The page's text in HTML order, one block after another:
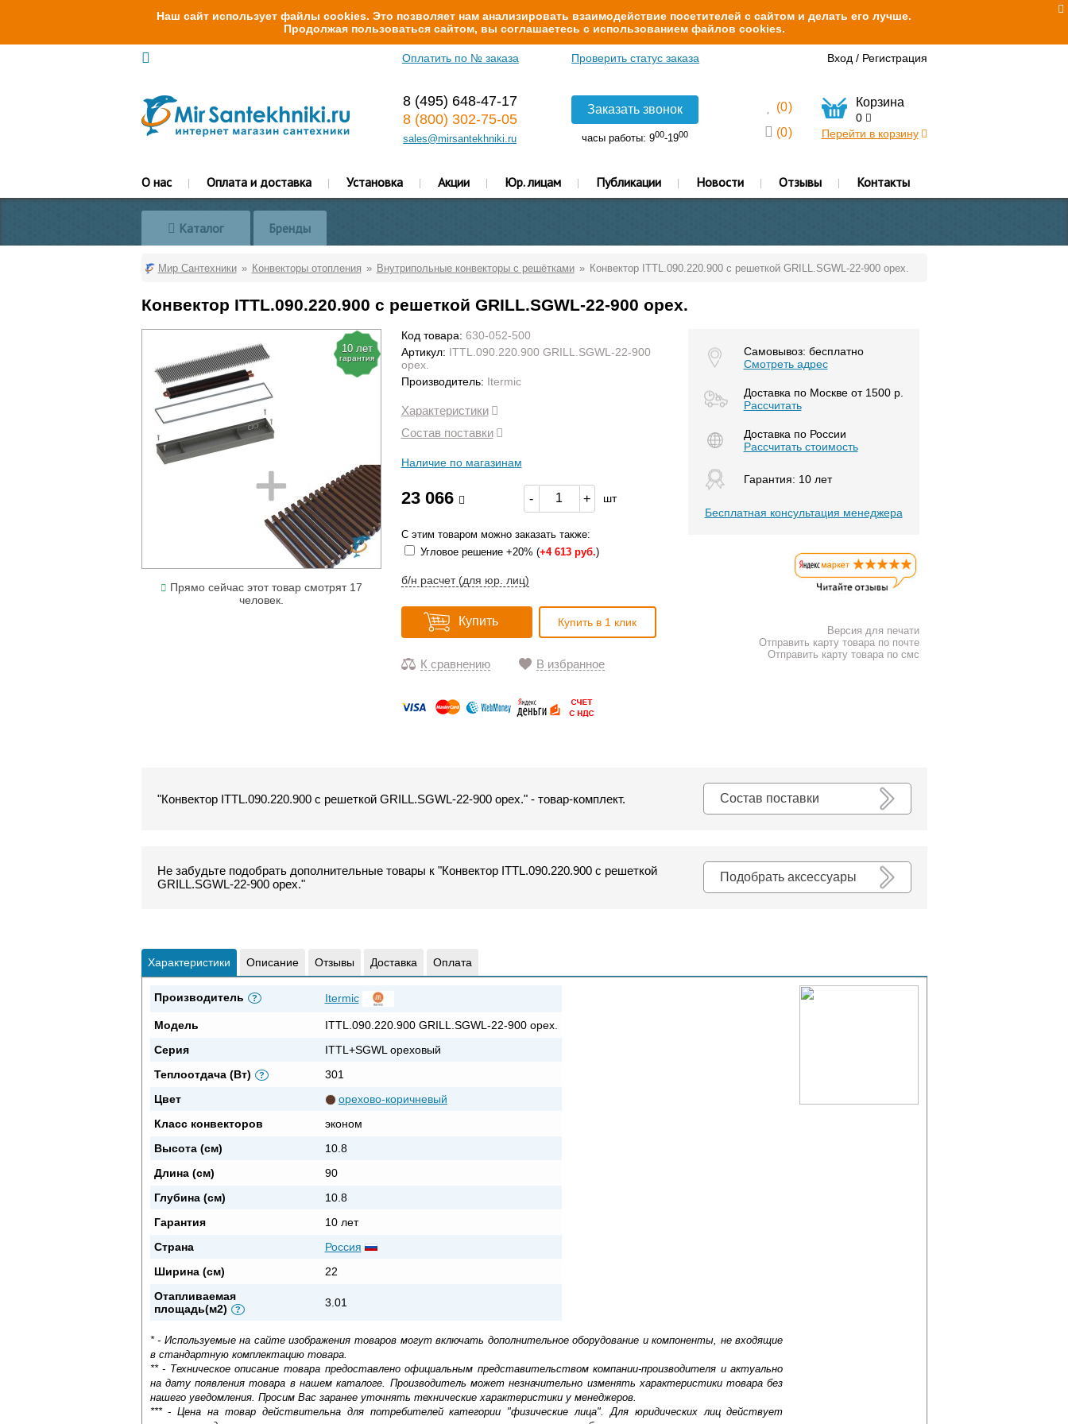
Наш сайт использует файлы cookies. Это позволяет нам анализировать взаимодействие посетителей с сайтом и делать его лучше.
Продолжая пользоваться сайтом, вы соглашаетесь с использованием файлов cookies.
Оплатить по № заказа Проверить статус заказа Вход / Регистрация
8 (495) 648-47-17
8 (800) 302-75-05
sales@mirsantekhniki.ru
Заказать звонок
часы работы: 900-1900
(0)
(0)
Корзина
0
Перейти в корзину
О нас Оплата и доставка Установка Акции Юр. лицам Публикации Новости Отзывы Контакты
Каталог Бренды
Мир Сантехники Конвекторы отопления Внутрипольные конвекторы с решётками Конвектор ITTL.090.220.900 с решеткой GRILL.SGWL-22-900 орех.
Конвектор ITTL.090.220.900 с решеткой GRILL.SGWL-22-900 орех.
10 лет
гарантия
Прямо сейчас этот товар смотрят 17
человек.
Код товара: 630-052-500
Артикул: ITTL.090.220.900 GRILL.SGWL-22-900
орех.
Производитель: Itermic
Характеристики
Состав поставки
Наличие по магазинам
23 066 - + шт
С этим товаром можно заказать также:
Угловое решение +20% (+4 613 руб.)
б/н расчет (для юр. лиц)
Купить Купить в 1 клик
К сравнению В избранное
Самовывоз: бесплатно
Смотреть адрес
Доставка по Москве от 1500 р.
Расcчитать
Доставка по России
Рассчитать стоимость
Гарантия: 10 лет
Бесплатная консультация менеджера
Версия для печати
Отправить карту товара по почте
Отправить карту товара по смс
Состав поставки
"Конвектор ITTL.090.220.900 с решеткой GRILL.SGWL-22-900 орех." - товар-комплект.
Подобрать аксессуары
Не забудьте подобрать дополнительные товары к "Конвектор ITTL.090.220.900 с решеткой
GRILL.SGWL-22-900 орех."
Характеристики Описание Отзывы Доставка Оплата
Производитель ? Itermic
Модель
ITTL.090.220.900 GRILL.SGWL-22-900 орех.
Серия
ITTL+SGWL ореховый
Теплоотдача (Вт)
?
301
Цвет
орехово-коричневый
Класс конвекторов
эконом
Высота (см)
10.8
Длина (см)
90
Глубина (см)
10.8
Гарантия
10 лет
Страна
Россия
Ширина (см)
22
Отапливаемая
площадь(м2)
?
3.01
* - Используемые на сайте изображения товаров могут включать дополнительное оборудование и компоненты, не входящие
в стандартную комплектацию товара.
** - Техническое описание товара предоставлено официальным представительством компании-производителя и актуально
на дату появления товара в нашем каталоге. Производитель может незначительно изменять характеристики товара без
нашего уведомления. Просим Вас заранее уточнять технические характеристики у менеджеров.
*** - Цена на товар действительна для потребителей категории "физические лица". Для юридических лиц действует